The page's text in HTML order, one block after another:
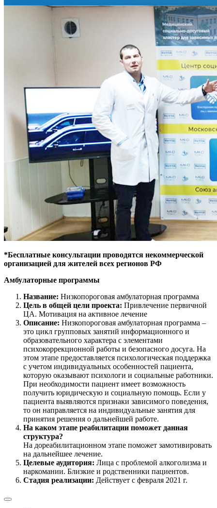
*Бесплатные консультации проводятся некоммерческой
организацией для жителей всех регионов РФ
Амбулаторные программы
Название: Низкопороговая амбулаторная программа
Цель в общей цели проекта: Привлечение первичной
ЦА. Мотивация на активное лечение
Описание: Низкопороговая амбулаторная программа –
это цикл групповых занятий информационного и
образовательного характера с элементами
психокоррекционной работы и безопасного досуга. На
этом этапе предоставляется психологическая поддержка
с учетом индивидуальных особенностей пациента,
которую оказывают психологи и социальные работники.
При необходимости пациент имеет возможность
получить юридическую и социальную помощь. Если у
пациента выявляются признаки зависимого поведения,
то он направляется на индивидуальные занятия для
принятия решения о дальнейшей работе.
На каком этапе реабилитации поможет данная
структура?
На дореабилитационном этапе поможет замотивировать
на дальнейшее лечение.
Целевые аудитория: Лица с проблемой алкоголизма и
наркомании. Близкие и родственники пациентов.
Стадия реализации: Действует с февраля 2021 г.